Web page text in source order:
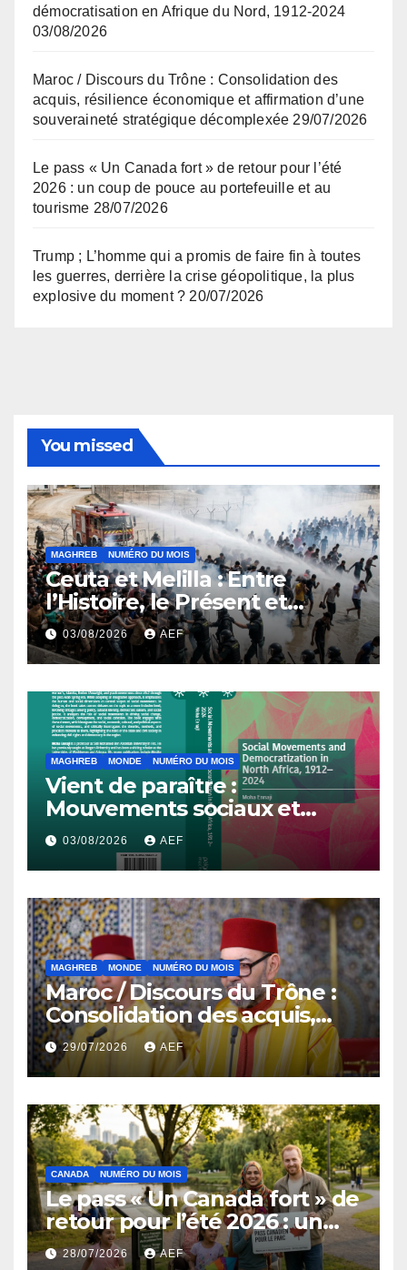
démocratisation en Afrique du Nord, 1912-2024
03/08/2026
Maroc / Discours du Trône : Consolidation des
acquis, résilience économique et affirmation d’une
souveraineté stratégique décomplexée 29/07/2026
Le pass « Un Canada fort » de retour pour l’été
2026 : un coup de pouce au portefeuille et au
tourisme 28/07/2026
Trump ; L’homme qui a promis de faire fin à toutes
les guerres, derrière la crise géopolitique, la plus
explosive du moment ? 20/07/2026
You missed
MAGHREB NUMÉRO DU MOIS
Ceuta et Melilla : Entre
l’Histoire, le Présent et
l’Avenir
03/08/2026 AEF
MAGHREB MONDE NUMÉRO DU MOIS
Vient de paraître :
Mouvements sociaux et
démocratisation en Afrique
du Nord, 1912-2024
03/08/2026 AEF
MAGHREB MONDE NUMÉRO DU MOIS
Maroc / Discours du Trône :
Consolidation des acquis,
résilience économique et
affirmation d’une
souveraineté stratégique
décomplexée
29/07/2026 AEF
CANADA NUMÉRO DU MOIS
Le pass « Un Canada fort » de
retour pour l’été 2026 : un
coup de pouce au
28/07/2026 AEF